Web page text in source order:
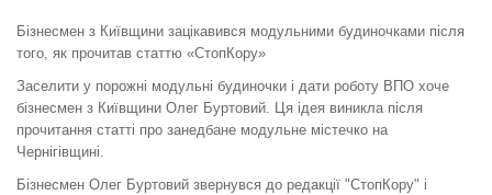
Бізнесмен з Київщини зацікавився модульними будиночками після
того, як прочитав статтю «СтопКору»
Заселити у порожні модульні будиночки і дати роботу ВПО хоче
бізнесмен з Київщини Олег Буртовий. Ця ідея виникла після
прочитання статті про занедбане модульне містечко на
Чернігівщині.
Бізнесмен Олег Буртовий звернувся до редакції "СтопКору" і